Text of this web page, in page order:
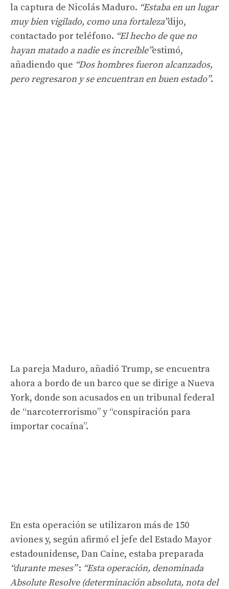
la captura de Nicolás Maduro. “Estaba en un lugar
muy bien vigilado, como una fortaleza”dijo,
contactado por teléfono. “El hecho de que no
hayan matado a nadie es increíble”estimó,
añadiendo que “Dos hombres fueron alcanzados,
pero regresaron y se encuentran en buen estado”.
La pareja Maduro, añadió Trump, se encuentra
ahora a bordo de un barco que se dirige a Nueva
York, donde son acusados ​​en un tribunal federal
de “narcoterrorismo” y “conspiración para
importar cocaína”.
En esta operación se utilizaron más de 150
aviones y, según afirmó el jefe del Estado Mayor
estadounidense, Dan Caine, estaba preparada
“durante meses”: “Esta operación, denominada
Absolute Resolve (determinación absoluta, nota del